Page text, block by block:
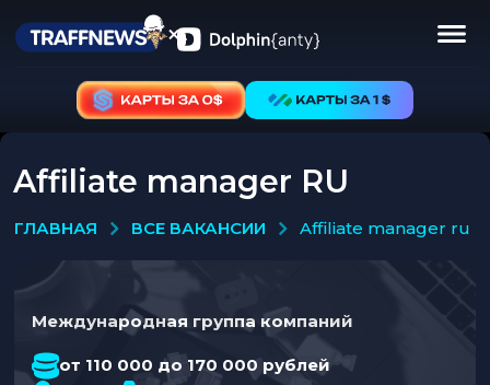
Affiliate manager RU
ГЛАВНАЯ ВСЕ ВАКАНСИИ affiliate manager ru
Международная группа компаний
от 110 000 до 170 000 рублей